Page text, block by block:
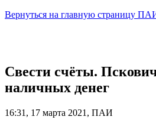
Вернуться на главную страницу
Свести счёты.
наличных денег
16:31, 17 марта 2021, ПАИ